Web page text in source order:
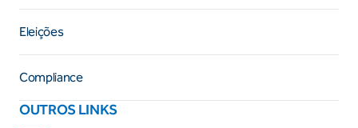
Eleições
Compliance
OUTROS LINKS